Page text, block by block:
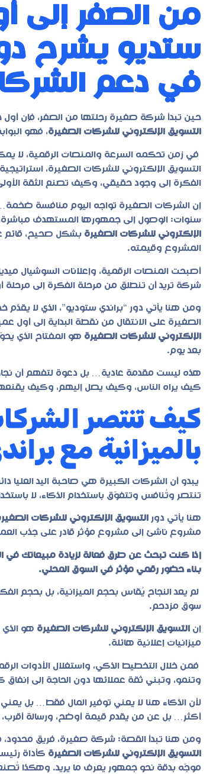
من الصفر إلى
ستديو يشرح
في دعم
حين تبدأ شركة صغيرة رحلتها من الصفر، فإن
التسويق الإلكتروني للشركات الصغيرة، فهو
في زمن تحكمه السرعة والمنصات الرقمية، لا
التسويق الإلكتروني للشركات الصغيرة،
الفكرة إلى وجود حقيقي، وكيف تصنع الثقة
إن الشركات الصغيرة تواجه اليوم منافسة
سنوات: الوصول إلى جمهورها المستهدف
الإلكتروني للشركات الصغيرة بشكل صحيح، قائم
المشروع وقيمته.
أصبحت المنصات الرقمية، وإعلانات السوشيال
شركة تريد أن تنطلق من مرحلة الفكرة إلى مرحلة
ومن هنا يأتي دور “براندي ستوديو”، الذي لا
الصغيرة على الانتقال من نقطة البداية إلى
الإلكتروني للشركات الصغيرة هو المفتاح الذي
بعد يوم.
هذه ليست مقدمة عادية… بل دعوة لتفهم أن
كيف يراه الناس، وكيف يصل إليهم، وكيف
كيف تنتصر
بالميزانية مع
يبدو أن الشركات الكبيرة هي صاحبة اليد العليا
تنتصر وتُنافس وتتفوّق باستخدام الذكاء، لا
هنا يأتي دور التسويق الإلكتروني للشركات
مشروع ناشئ إلى مشروع مؤثر قادر على جذب
إذا كنت تبحث عن طرق فعالة لزيادة مبيعاتك في
بناء حضور رقمي مؤثر في السوق المحلي.
لم يعد النجاح يُقاس بحجم الميزانية، بل بحجم
سوق مزدحم.
إن التسويق الإلكتروني للشركات الصغيرة هو
ميزانيات إعلانية هائلة.
فمن خلال التخطيط الذكي، واستغلال الأدوات
وتنمو، وتبني ثقة عملائها دون الحاجة إلى إنفاق
لأن الذكاء هنا لا يعني توفير المال فقط… بل
أكثر… بل عن من يقدم قيمة أوضح، ورسالة أقرب،
ومن هنا تبدأ القصة: شركة صغيرة، فريق
التسويق الإلكتروني للشركات الصغيرة كأداة
موجّه بدقة نحو جمهور يعرف ما يريد. وهكذا تُصنع